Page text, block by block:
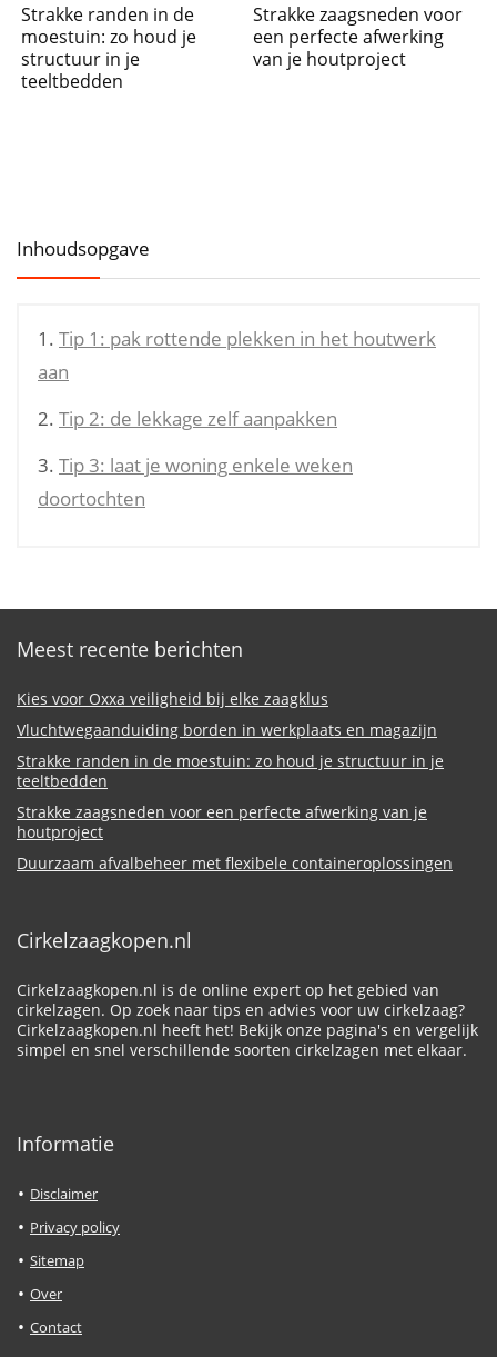
Strakke randen in de
moestuin: zo houd je
structuur in je
teeltbedden
Strakke zaagsneden voor
een perfecte afwerking
van je houtproject
Inhoudsopgave
Tip 1: pak rottende plekken in het houtwerk
aan
Tip 2: de lekkage zelf aanpakken
Tip 3: laat je woning enkele weken
doortochten
Meest recente berichten
Kies voor Oxxa veiligheid bij elke zaagklus
Vluchtwegaanduiding borden in werkplaats en magazijn
Strakke randen in de moestuin: zo houd je structuur in je
teeltbedden
Strakke zaagsneden voor een perfecte afwerking van je
houtproject
Duurzaam afvalbeheer met flexibele containeroplossingen
Cirkelzaagkopen.nl
Cirkelzaagkopen.nl is de online expert op het gebied van
cirkelzagen. Op zoek naar tips en advies voor uw cirkelzaag?
Cirkelzaagkopen.nl heeft het! Bekijk onze pagina's en vergelijk
simpel en snel verschillende soorten cirkelzagen met elkaar.
Informatie
Disclaimer
Privacy policy
Sitemap
Over
Contact